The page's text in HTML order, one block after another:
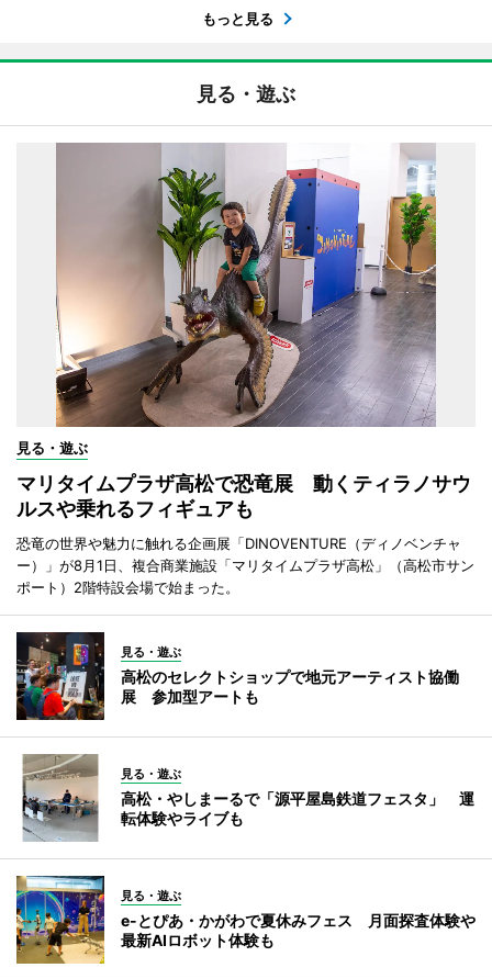
もっと見る
見る・遊ぶ
見る・遊ぶ
マリタイムプラザ高松で恐竜展 動くティラノサウ
ルスや乗れるフィギュアも
恐竜の世界や魅力に触れる企画展「DINOVENTURE（ディノベンチャ
ー）」が8月1日、複合商業施設「マリタイムプラザ高松」（高松市サン
ポート）2階特設会場で始まった。
見る・遊ぶ
高松のセレクトショップで地元アーティスト協働
展 参加型アートも
見る・遊ぶ
高松・やしまーるで「源平屋島鉄道フェスタ」 運
転体験やライブも
見る・遊ぶ
e-とぴあ・かがわで夏休みフェス 月面探査体験や
最新AIロボット体験も